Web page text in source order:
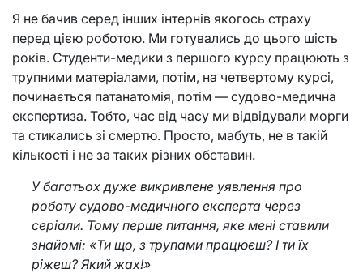
Я не бачив серед інших інтернів якогось страху
перед цією роботою. Ми готувались до цього шість
років. Студенти-медики з першого курсу працюють з
трупними матеріалами, потім, на четвертому курсі,
починається патанатомія, потім — судово-медична
експертиза. Тобто, час від часу ми відвідували морги
та стикались зі смертю. Просто, мабуть, не в такій
кількості і не за таких різних обставин.
У багатьох дуже викривлене уявлення про
роботу судово-медичного експерта через
серіали. Тому перше питання, яке мені ставили
знайомі: «Ти що, з трупами працюєш? І ти їх
ріжеш? Який жах!»